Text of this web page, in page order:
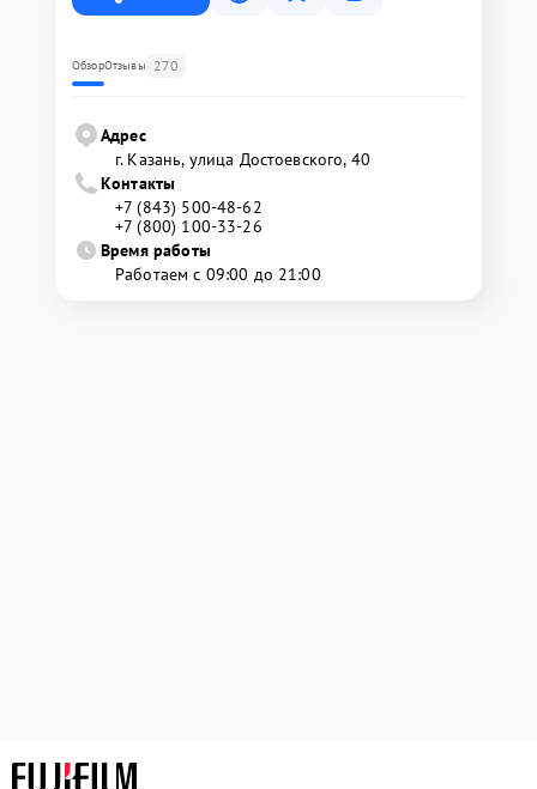
ОбзорОтзывы 270
Адрес
г. Казань, улица Достоевского, 40
Контакты
+7 (843) 500-48-62
+7 (800) 100-33-26
Время работы
Работаем с 09:00 до 21:00